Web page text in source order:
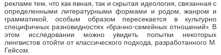
рекламе тем, что как явная, так и скрытая идеология, связанная с
определенными литературными формами и родом, жанром и
грамматикой, особым образом пересекается в культурно
специфичных разновидностях «брачно-семейных отношений». В
этом исследовании можно увидеть попытки некоторых
лингвистов отойти от классического подхода, разработанного М.
Гейсом.